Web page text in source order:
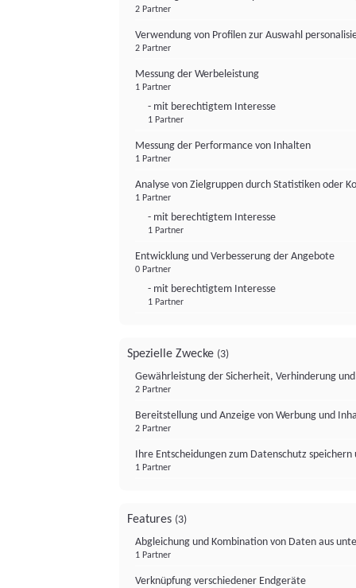
2 Partner
Verwendung von Profilen zur Auswahl
2 Partner
Messung der Werbeleistung
1 Partner
- mit berechtigtem Interesse
1 Partner
Messung der Performance von Inhalten
1 Partner
Analyse von Zielgruppen durch Statistiken oder
1 Partner
- mit berechtigtem Interesse
1 Partner
Entwicklung und Verbesserung der Angebote
0 Partner
- mit berechtigtem Interesse
1 Partner
Spezielle Zwecke (3)
Gewährleistung der Sicherheit, Verhinderung
2 Partner
Bereitstellung und Anzeige von Werbung und
2 Partner
Ihre Entscheidungen zum Datenschutz
1 Partner
Features (3)
Abgleichung und Kombination von Daten aus
1 Partner
Verknüpfung verschiedener Endgeräte